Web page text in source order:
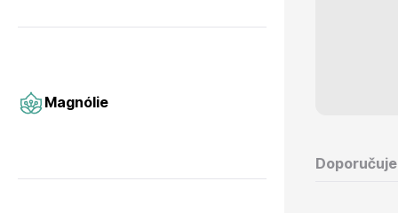
Magnólie